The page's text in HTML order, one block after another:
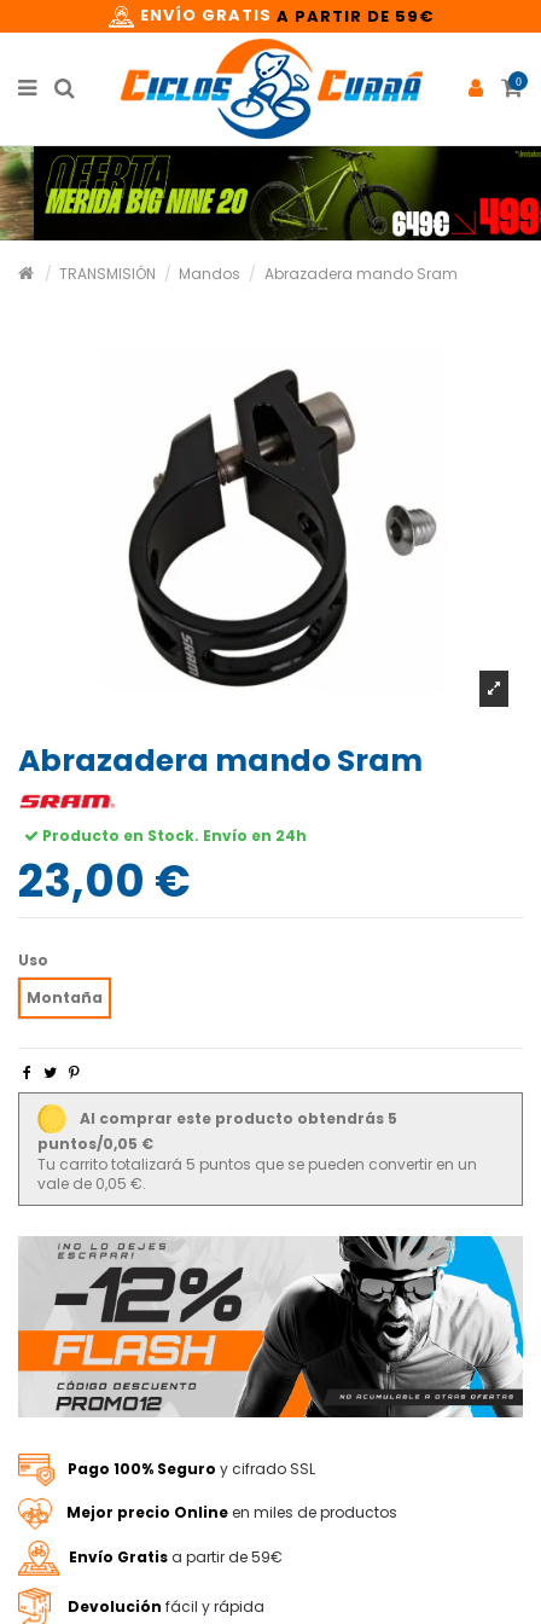
ENVÍO GRATIS A PARTIR DE 59€
0
TRANSMISIÓN Mandos Abrazadera mando Sram
Abrazadera mando Sram
Producto en Stock. Envío en 24h
23,00 €
Uso
Montaña
Al comprar este producto obtendrás 5
puntos/0,05 €
Tu carrito totalizará 5 puntos que se pueden convertir en un
vale de 0,05 €.
Pago 100% Seguro y cifrado SSL
Mejor precio Onlineen miles de productos
Envío Gratisa partir de 59€
Devolución fácil y rápida